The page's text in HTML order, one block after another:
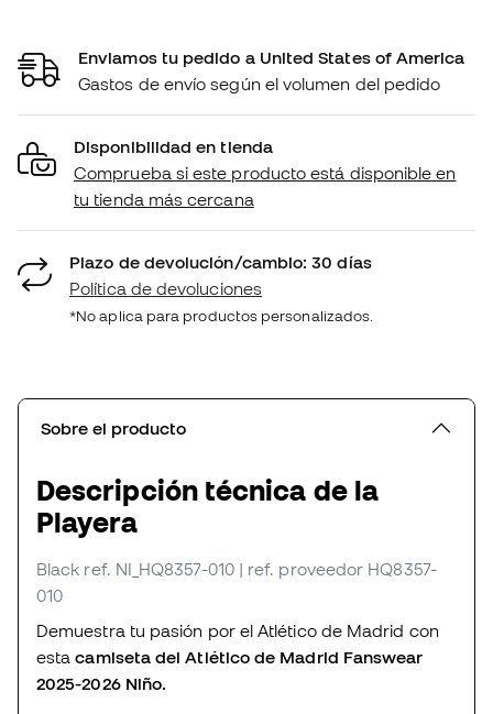
Enviamos tu pedido a United States of America
Gastos de envío según el volumen del pedido
Disponibilidad en tienda
Comprueba si este producto está disponible en
tu tienda más cercana
Plazo de devolución/cambio: 30 días
Política de devoluciones
*No aplica para productos personalizados.
Sobre el producto
Descripción técnica de la
Playera
Black ref. NI_HQ8357-010 | ref. proveedor HQ8357-
010
Demuestra tu pasión por el Atlético de Madrid con
estacamiseta del Atlético de Madrid Fanswear
2025-2026 Niño.